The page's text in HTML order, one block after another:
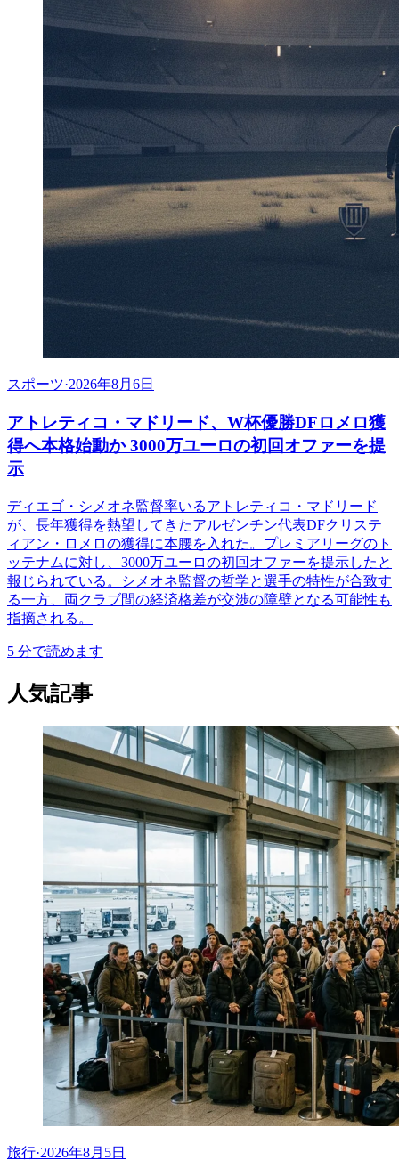
スポーツ·2026年8月6日
アトレティコ・マドリード、W杯優勝DFロメロ獲
得へ本格始動か 3000万ユーロの初回オファーを提
示
ディエゴ・シメオネ監督率いるアトレティコ・マドリード
が、長年獲得を熱望してきたアルゼンチン代表DFクリステ
ィアン・ロメロの獲得に本腰を入れた。プレミアリーグのト
ッテナムに対し、3000万ユーロの初回オファーを提示したと
報じられている。シメオネ監督の哲学と選手の特性が合致す
る一方、両クラブ間の経済格差が交渉の障壁となる可能性も
指摘される。
5 分で読めます
人気記事
旅行·2026年8月5日